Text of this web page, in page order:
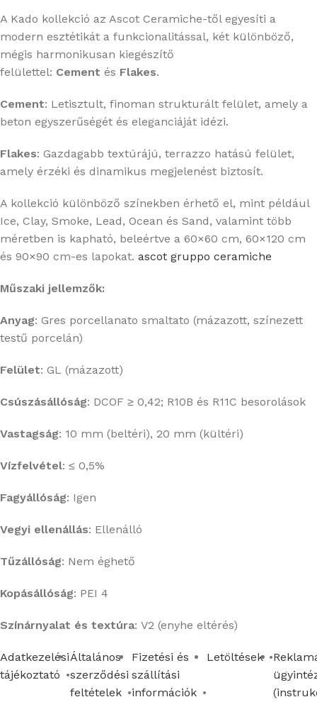
A Kado kollekció az Ascot Ceramiche-től egyesíti a
modern esztétikát a funkcionalitással, két különböző,
mégis harmonikusan kiegészítő
felülettel: Cement és Flakes.
Cement: Letisztult, finoman strukturált felület, amely a
beton egyszerűségét és eleganciáját idézi.
Flakes: Gazdagabb textúrájú, terrazzo hatású felület,
amely érzéki és dinamikus megjelenést biztosít.
A kollekció különböző színekben érhető el, mint például
Ice, Clay, Smoke, Lead, Ocean és Sand, valamint több
méretben is kapható, beleértve a 60×60 cm, 60×120 cm
és 90×90 cm-es lapokat. ascot gruppo ceramiche
Műszaki jellemzők:
Anyag: Gres porcellanato smaltato (mázazott, színezett
testű porcelán)
Felület: GL (mázazott)
Csúszásállóság: DCOF ≥ 0,42; R10B és R11C besorolások
Vastagság: 10 mm (beltéri), 20 mm (kültéri)
Vízfelvétel: ≤ 0,5%
Fagyállóság: Igen
Vegyi ellenállás: Ellenálló
Tűzállóság: Nem éghető
Kopásállóság: PEI 4
Színárnyalat és textúra: V2 (enyhe eltérés)
Adatkezelési
tájékoztató
Általános
szerződési
feltételek
Fizetési és
szállítási
információk
Letöltések